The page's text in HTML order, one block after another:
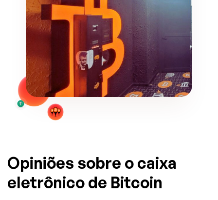
Opiniões sobre o caixa
eletrônico de Bitcoin